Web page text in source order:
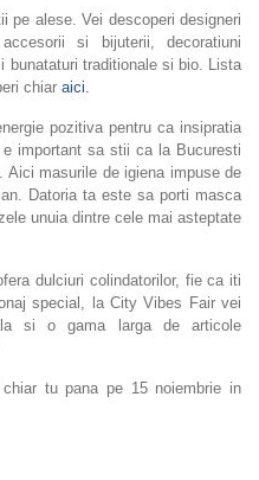
pe alese. Vei descoperi designeri
si bijuterii, decoratiuni
bunataturi traditionale si bio. Lista
chiar aici.
pozitiva pentru ca insipratia
important sa stii ca la Bucuresti
Aici masurile de igiena impuse de
Datoria ta este sa porti masca
unuia dintre cele mai asteptate
dulciuri colindatorilor, fie ca iti
special, la City Vibes Fair vei
si o gama larga de articole
tu pana pe 15 noiembrie in